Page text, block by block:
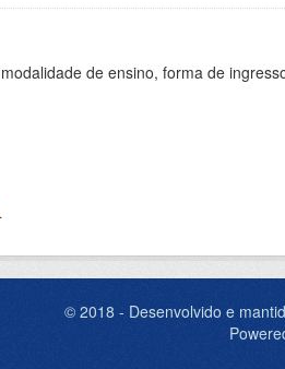
de ensino, forma de
© 2018 - Desenvolvido e